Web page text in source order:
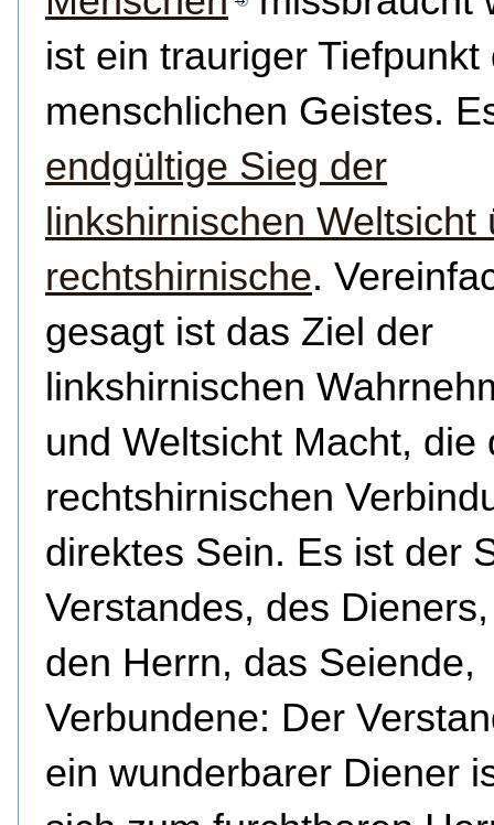
ist ein trauriger Tiefpunkt
menschlichen Geistes.
endgültige Sieg der
linkshirnischen Weltsicht
rechtshirnische.
gesagt ist das Ziel der
linkshirnischen
und Weltsicht Macht, die
rechtshirnischen
direktes Sein. Es ist der
Verstandes, des
den Herrn, das Seiende,
Verbundene: Der
ein wunderbarer Diener